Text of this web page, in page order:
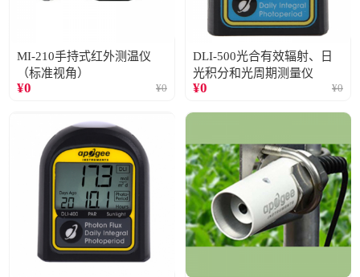
MI-210手持式红外测温仪
（标准视角）
¥0 ¥0
DLI-500光合有效辐射、日
光积分和光周期测量仪
¥0 ¥0